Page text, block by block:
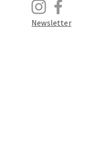
Newsletter